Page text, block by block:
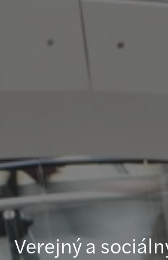
Verejný a